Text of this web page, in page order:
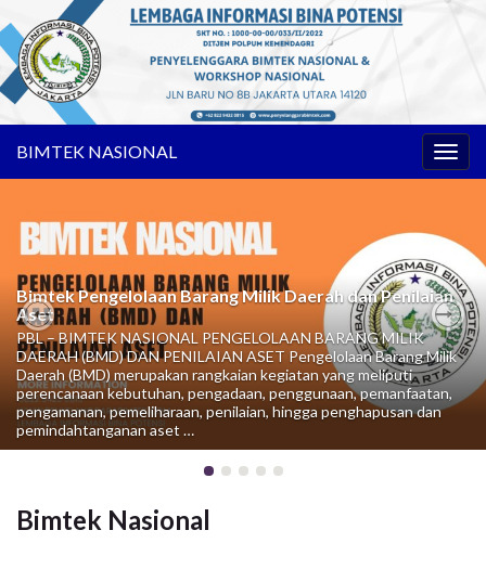
BIMTEK NASIONAL
Bimtek Pengelolaan Barang Milik Daerah dan Penilaian
Aset
PBL – BIMTEK NASIONAL PENGELOLAAN BARANG MILIK
DAERAH (BMD) DAN PENILAIAN ASET Pengelolaan Barang Milik
Daerah (BMD) merupakan rangkaian kegiatan yang meliputi
perencanaan kebutuhan, pengadaan, penggunaan, pemanfaatan,
pengamanan, pemeliharaan, penilaian, hingga penghapusan dan
pemindahtanganan aset …
Previous
Bimtek Nasional